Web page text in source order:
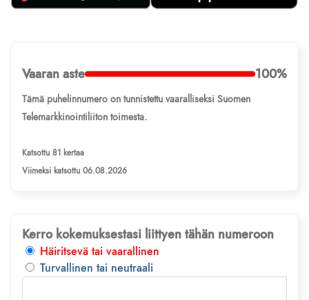
Vaaran aste 100%
Tämä puhelinnumero on tunnistettu vaaralliseksi Suomen
Telemarkkinointiliiton toimesta.
Katsottu 81 kertaa
Viimeksi katsottu 06.08.2026
Kerro kokemuksestasi liittyen tähän numeroon
Häiritsevä tai vaarallinen
Turvallinen tai neutraali